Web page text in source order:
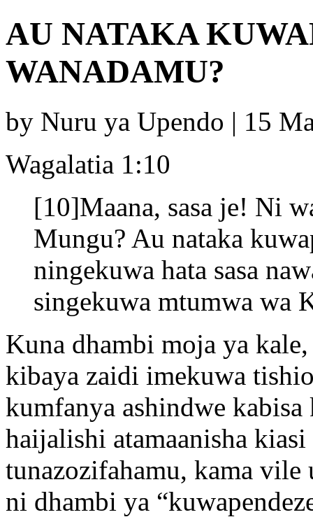
AU NATAKA
WANADAMU?
by Nuru ya Upendo | 15
Wagalatia 1:10
[10]Maana, sasa je! Ni
Mungu? Au nataka
ningekuwa hata sasa
singekuwa mtumwa wa
Kuna dhambi moja ya
kibaya zaidi imekuwa
kumfanya ashindwe
haijalishi atamaanisha
tunazozifahamu, kama
ni dhambi ya